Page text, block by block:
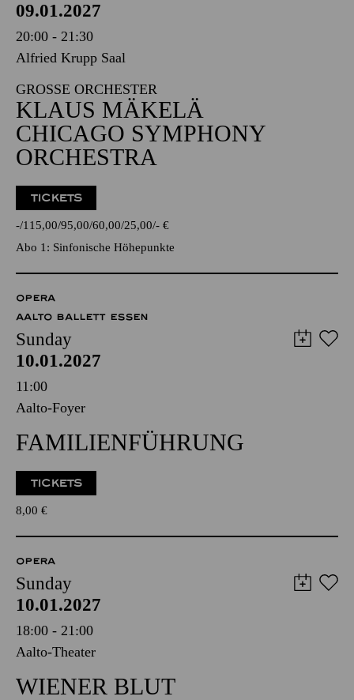
09.01.2027
20:00 - 21:30
Alfried Krupp Saal
GROSSE ORCHESTER
KLAUS MÄKELÄ
CHICAGO SYMPHONY
ORCHESTRA
TICKETS
- 115,00 95,00 60,00 25,00 - €
Abo 1: Sinfonische Höhepunkte
OPERA
AALTO BALLETT ESSEN
Sunday
10.01.2027
11:00
Aalto-Foyer
FAMILIENFÜHRUNG
TICKETS
8,00 €
OPERA
Sunday
10.01.2027
18:00 - 21:00
Aalto-Theater
WIENER BLUT